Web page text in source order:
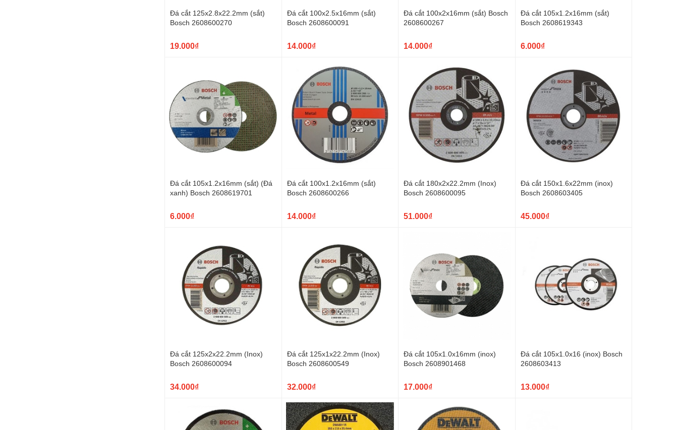
Đá cắt 125x2.8x22.2mm (sắt)
Bosch 2608600270
19.000₫
Đá cắt 100x2.5x16mm (sắt)
Bosch 2608600091
14.000₫
Đá cắt 100x2x16mm (sắt) Bosch
2608600267
14.000₫
Đá cắt 105x1.2x16mm (sắt)
Bosch 2608619343
6.000₫
Đá cắt 105x1.2x16mm (sắt) (Đá
xanh) Bosch 2608619701
6.000₫
Đá cắt 100x1.2x16mm (sắt)
Bosch 2608600266
14.000₫
Đá cắt 180x2x22.2mm (Inox)
Bosch 2608600095
51.000₫
Đá cắt 150x1.6x22mm (inox)
Bosch 2608603405
45.000₫
Đá cắt 125x2x22.2mm (Inox)
Bosch 2608600094
34.000₫
Đá cắt 125x1x22.2mm (Inox)
Bosch 2608600549
32.000₫
Đá cắt 105x1.0x16mm (inox)
Bosch 2608901468
17.000₫
Đá cắt 105x1.0x16 (inox) Bosch
2608603413
13.000₫